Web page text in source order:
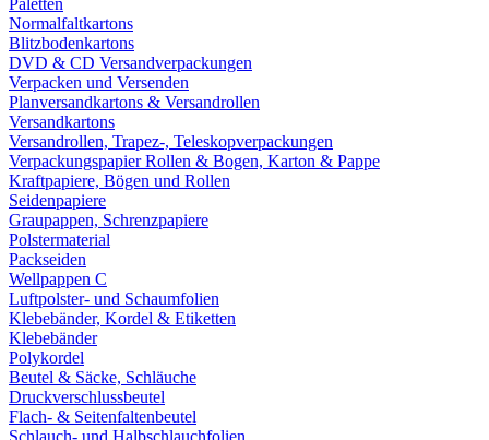
Paletten
Normalfaltkartons
Blitzbodenkartons
DVD & CD Versandverpackungen
Verpacken und Versenden
Planversandkartons & Versandrollen
Versandkartons
Versandrollen, Trapez-, Teleskopverpackungen
Verpackungspapier Rollen & Bogen, Karton & Pappe
Kraftpapiere, Bögen und Rollen
Seidenpapiere
Graupappen, Schrenzpapiere
Polstermaterial
Packseiden
Wellpappen C
Luftpolster- und Schaumfolien
Klebebänder, Kordel & Etiketten
Klebebänder
Polykordel
Beutel & Säcke, Schläuche
Druckverschlussbeutel
Flach- & Seitenfaltenbeutel